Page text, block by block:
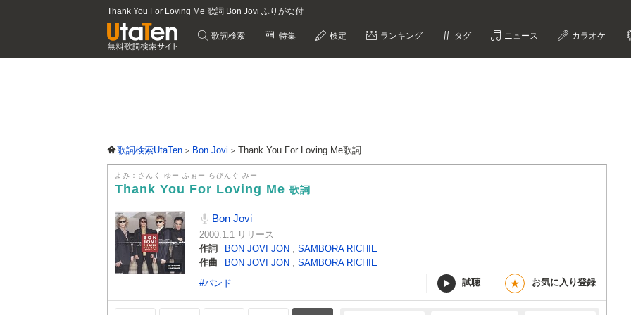
Thank You For Loving Me 歌詞 Bon Jovi ふりがな付
歌詞検索 特集 検定 ランキング タグ ニュース カラオケ
歌詞検索UtaTen Bon Jovi Thank You For Loving Me歌詞
よみ：さんく ゆー ふぉー らびんぐ みー
Thank You For Loving Me 歌詞
Bon Jovi
2000.1.1 リリース
作詞
BON JOVI JON , SAMBORA RICHIE
作曲
BON JOVI JON , SAMBORA RICHIE
#バンド
試聴 ★ お気に入り登録